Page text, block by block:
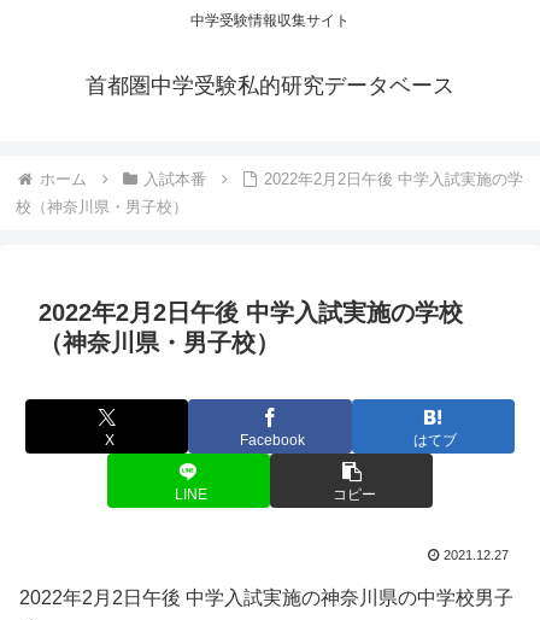
中学受験情報収集サイト
首都圏中学受験私的研究データベース
ホーム 入試本番
2022年2月2日午後 中学入試実施の学
校（神奈川県・男子校）
2022年2月2日午後 中学入試実施の学校
（神奈川県・男子校）
X Facebook はてブ
LINE コピー
2021.12.27
2022年2月2日午後 中学入試実施の神奈川県の中学校男子